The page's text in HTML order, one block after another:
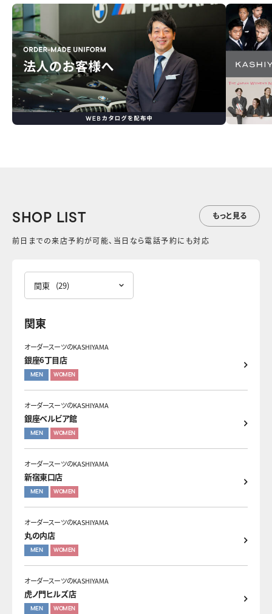
SHOP LIST
前日までの来店予約が可能、当日なら電話予約にも対応
もっと見る
関東 (29)
関東
オーダースーツのKASHIYAMA
銀座6丁目店
MEN WOMEN
オーダースーツのKASHIYAMA
銀座ベルビア館
MEN WOMEN
オーダースーツのKASHIYAMA
新宿東口店
MEN WOMEN
オーダースーツのKASHIYAMA
丸の内店
MEN WOMEN
オーダースーツのKASHIYAMA
虎ノ門ヒルズ店
MEN WOMEN